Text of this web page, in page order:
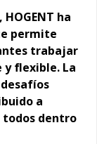
ha
permite
trabajar
y flexible. La
a
dentro